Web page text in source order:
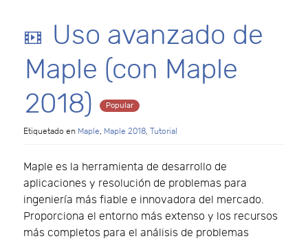
v
i
d
e
o
Uso avanzado de
Maple (con Maple
2018)
Popular
Etiquetado en Maple, Maple 2018, Tutorial
Maple es la herramienta de desarrollo de
aplicaciones y resolución de problemas para
ingeniería más fiable e innovadora del mercado.
Proporciona el entorno más extenso y los recursos
más completos para el análisis de problemas